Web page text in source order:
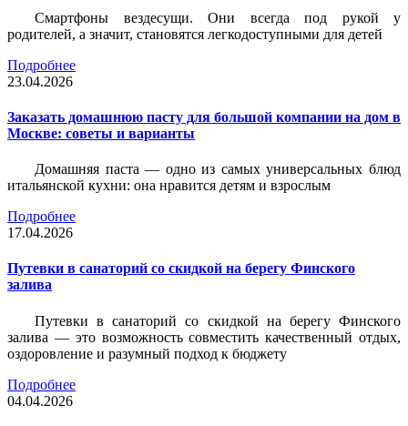
Смартфоны вездесущи. Они всегда под рукой у
родителей, а значит, становятся легкодоступными для детей
Подробнее
23.04.2026
Заказать домашнюю пасту для большой компании на дом в
Москве: советы и варианты
Домашняя паста — одно из самых универсальных блюд
итальянской кухни: она нравится детям и взрослым
Подробнее
17.04.2026
Путевки в санаторий со скидкой на берегу Финского
залива
Путевки в санаторий со скидкой на берегу Финского
залива — это возможность совместить качественный отдых,
оздоровление и разумный подход к бюджету
Подробнее
04.04.2026